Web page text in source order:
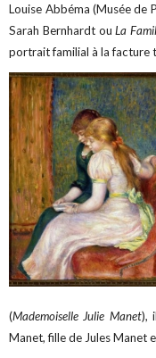
Louise Abbéma (Musée de
Sarah Bernhardt ouLa
portrait familial à la facture
(Mademoiselle Julie Manet),
Manet, fille de Jules Manet